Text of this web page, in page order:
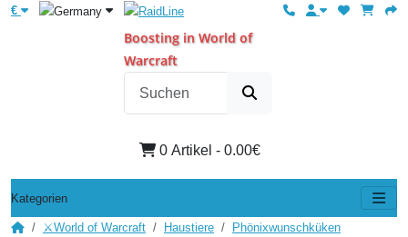
€
Boosting in World of
Warcraft
0 Artikel - 0.00€
Kategorien
⚔️World of Warcraft Haustiere Phönixwunschküken